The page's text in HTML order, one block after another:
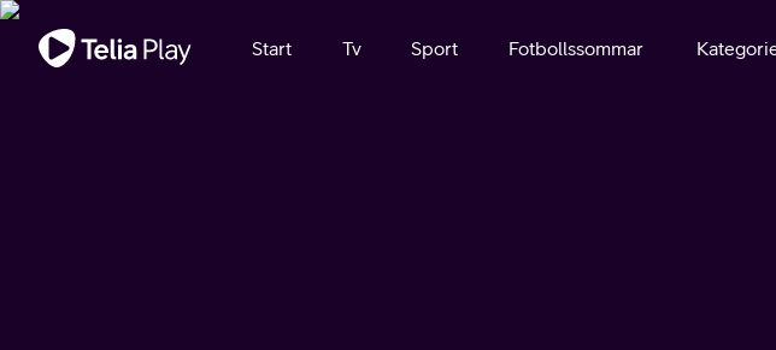
Viktigt meddelande
Start Tv Sport Fotbollssommar